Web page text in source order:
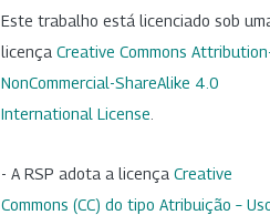
Este trabalho está licenciado sob
licença Creative Commons
NonCommercial-ShareAlike 4.0
International License
- A RSP adota a licença Creative
Commons (CC) do tipo Atribuição –